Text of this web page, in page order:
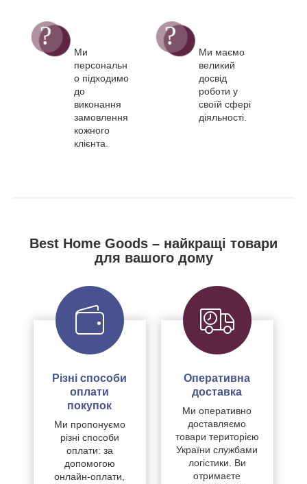
Ми
персональн
о підходимо
до
виконання
замовлення
кожного
клієнта.
Ми маємо
великий
досвід
роботи у
своїй сфері
діяльності.
Best Home Goods – найкращі товари
для вашого дому
Різні способи
оплати
покупок
Ми пропонуємо
різні способи
оплати: за
допомогою
онлайн-оплати,
Оперативна
доставка
Ми оперативно
доставляємо
товари територією
України службами
логістики. Ви
отримаєте